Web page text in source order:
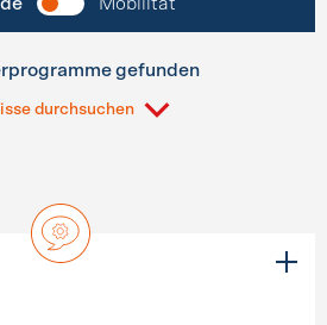
gefunden
durchsuchen